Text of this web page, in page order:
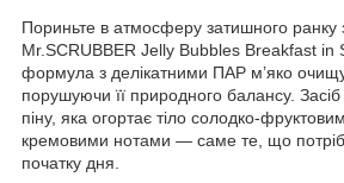
Пориньте в атмосферу затишного
Mr.SCRUBBER Jelly Bubbles Breakfast in
формула з делікатними ПАР м’яко
порушуючи її природного балансу.
піну, яка огортає тіло солодко-
кремовими нотами — саме те, що
початку дня.